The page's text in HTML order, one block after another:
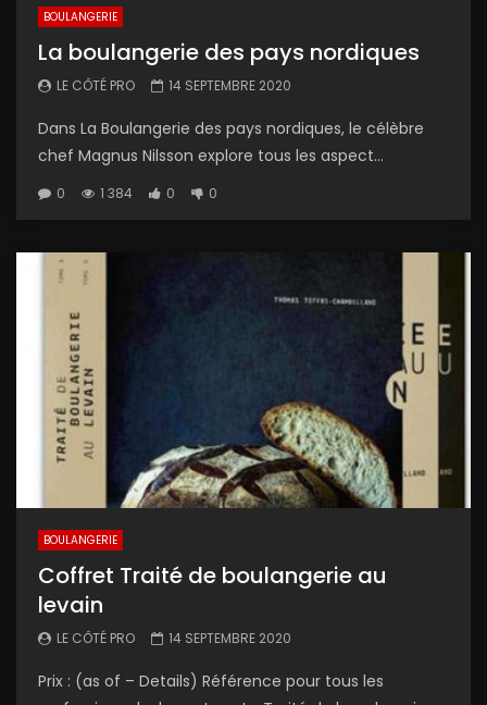
BOULANGERIE
La boulangerie des pays nordiques
LE CÔTÉ PRO 14 SEPTEMBRE 2020
Dans La Boulangerie des pays nordiques, le célèbre
chef Magnus Nilsson explore tous les aspect...
0 1 384 0 0
BOULANGERIE
Coffret Traité de boulangerie au
levain
LE CÔTÉ PRO 14 SEPTEMBRE 2020
Prix : (as of – Details) Référence pour tous les